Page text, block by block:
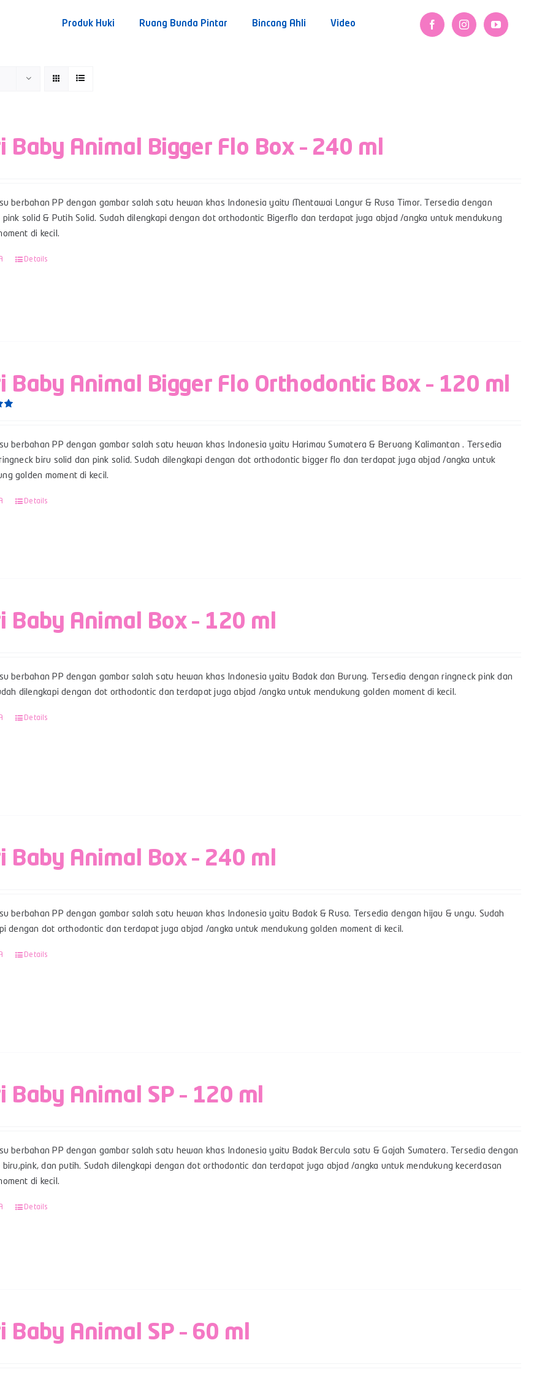
Produk Huki Ruang Bunda Pintar Bincang Ahli Video
Baby Animal Bigger Flo Box – 240 ml
berbahan PP dengan gambar salah satu hewan khas Indonesia yaitu Mentawai Langur & Rusa Timor. Tersedia dengan
pink solid & Putih Solid. Sudah dilengkapi dengan dot orthodontic Bigerflo dan terdapat juga abjad /angka untuk mendukung
di kecil.
Details
Baby Animal Bigger Flo Orthodontic Box – 120 ml
berbahan PP dengan gambar salah satu hewan khas Indonesia yaitu Harimau Sumatera & Beruang Kalimantan . Tersedia
biru solid dan pink solid. Sudah dilengkapi dengan dot orthodontic bigger flo dan terdapat juga abjad /angka untuk
golden moment di kecil.
Details
Baby Animal Box – 120 ml
berbahan PP dengan gambar salah satu hewan khas Indonesia yaitu Badak dan Burung. Tersedia dengan ringneck pink dan
dilengkapi dengan dot orthodontic dan terdapat juga abjad /angka untuk mendukung golden moment di kecil.
Details
Baby Animal Box – 240 ml
berbahan PP dengan gambar salah satu hewan khas Indonesia yaitu Badak & Rusa. Tersedia dengan hijau & ungu. Sudah
dengan dot orthodontic dan terdapat juga abjad /angka untuk mendukung golden moment di kecil.
Details
Baby Animal SP – 120 ml
berbahan PP dengan gambar salah satu hewan khas Indonesia yaitu Badak Bercula satu & Gajah Sumatera. Tersedia dengan
biru,pink, dan putih. Sudah dilengkapi dengan dot orthodontic dan terdapat juga abjad /angka untuk mendukung kecerdasan
di kecil.
Details
Baby Animal SP – 60 ml